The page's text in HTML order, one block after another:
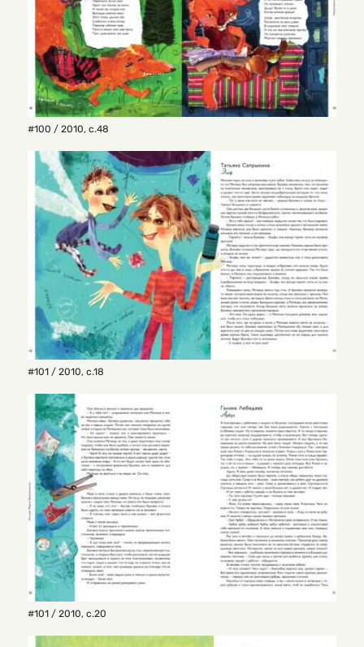
#100 / 2010, с.48
#101 / 2010, с.18
#101 / 2010, с.20